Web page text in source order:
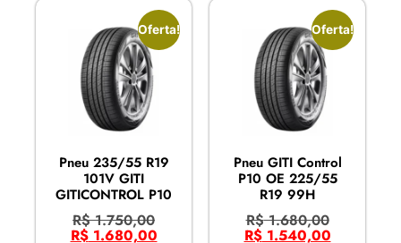
Oferta!
Pneu 235/55 R19
101V GITI
GITICONTROL P10
R$1.750,00
R$1.680,00
Oferta!
Pneu GITI Control
P10 OE 225/55
R19 99H
R$1.680,00
R$1.540,00